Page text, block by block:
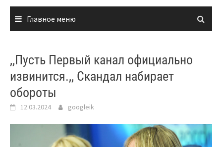
Главное меню
,,Пусть Первый канал официально
извинится.,, Скандал набирает
обороты
12.03.2024 googleik